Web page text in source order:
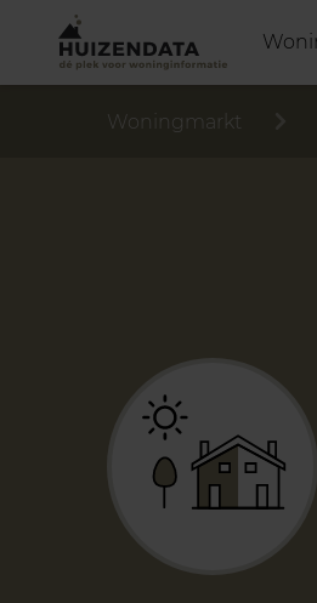
Woningmarkt